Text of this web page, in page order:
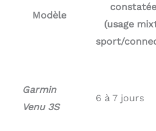
Modèle
constatée
(usage
sport/
Garmin
Venu 3S
6 à 7 jours